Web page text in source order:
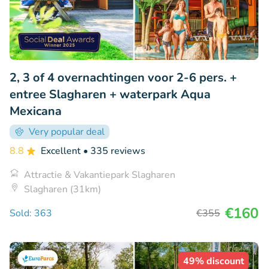
2, 3 of 4 overnachtingen voor 2-6 pers. +
entree Slagharen + waterpark Aqua
Mexicana
Very popular deal
8.8
Excellent • 335 reviews
Attractie & Vakantiepark Slagharen
Slagharen (31km)
Sold: 363
€355 €160
49% discount